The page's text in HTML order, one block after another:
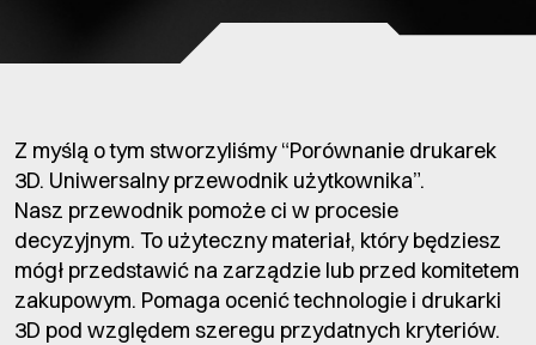
Z myślą o tym stworzyliśmy “Porównanie drukarek
3D. Uniwersalny przewodnik użytkownika”.
Nasz przewodnik pomoże ci w procesie
decyzyjnym. To użyteczny materiał, który będziesz
mógł przedstawić na zarządzie lub przed komitetem
zakupowym. Pomaga ocenić technologie i drukarki
3D pod względem szeregu przydatnych kryteriów.